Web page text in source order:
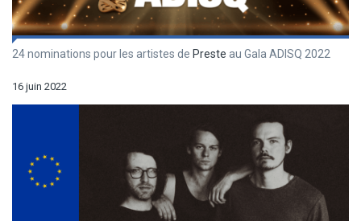
24 nominations pour les artistes de Preste au Gala ADISQ 2022
16 juin 2022